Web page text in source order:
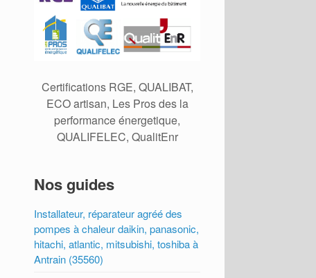
Certifications RGE, QUALIBAT,
ECO artisan, Les Pros des la
performance énergetique,
QUALIFELEC, QualitEnr
Nos guides
Installateur, réparateur agréé des
pompes à chaleur daikin, panasonic,
hitachi, atlantic, mitsubishi, toshiba à
Antrain (35560)